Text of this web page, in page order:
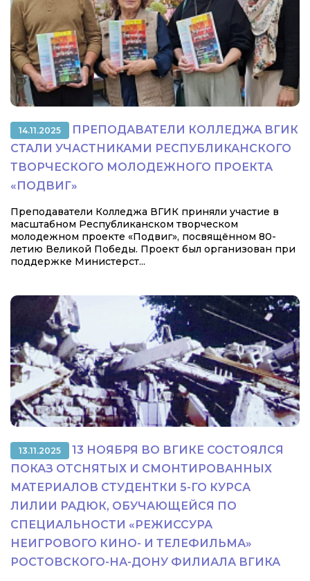
14.11.2025
ПРЕПОДАВАТЕЛИ КОЛЛЕДЖА ВГИК
СТАЛИ УЧАСТНИКАМИ РЕСПУБЛИКАНСКОГО
ТВОРЧЕСКОГО МОЛОДЕЖНОГО ПРОЕКТА
«ПОДВИГ»
Преподаватели Колледжа ВГИК приняли участие в
масштабном Республиканском творческом
молодежном проекте «Подвиг», посвящённом 80-
летию Великой Победы. Проект был организован при
поддержке Министерст...
13.11.2025
13 НОЯБРЯ ВО ВГИКЕ СОСТОЯЛСЯ
ПОКАЗ ОТСНЯТЫХ И СМОНТИРОВАННЫХ
МАТЕРИАЛОВ СТУДЕНТКИ 5-ГО КУРСА
ЛИЛИИ РАДЮК, ОБУЧАЮЩЕЙСЯ ПО
СПЕЦИАЛЬНОСТИ «РЕЖИССУРА
НЕИГРОВОГО КИНО- И ТЕЛЕФИЛЬМА»
РОСТОВСКОГО-НА-ДОНУ ФИЛИАЛА ВГИКА